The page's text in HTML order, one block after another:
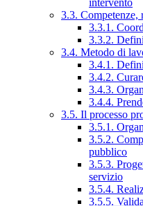
intervento
3.3.
3.3.1.
3.3.2.
3.4. Metodo di
3.4.1.
3.4.2.
3.4.3.
3.4.4.
3.5. Il processo
3.5.1.
3.5.2.
pubblico
3.5.3.
servizio
3.5.4.
3.5.5.